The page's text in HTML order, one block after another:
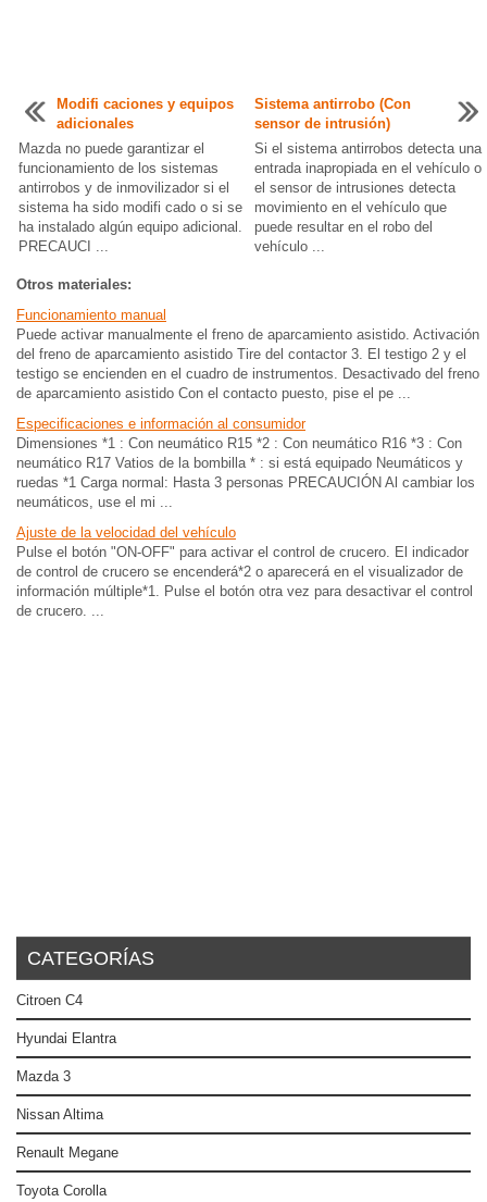
Modifi caciones y equipos
adicionales
Mazda no puede garantizar el
funcionamiento de los sistemas
antirrobos y de inmovilizador si el
sistema ha sido modifi cado o si se
ha instalado algún equipo adicional.
PRECAUCI ...
Sistema antirrobo (Con
sensor de intrusión)
Si el sistema antirrobos detecta una
entrada inapropiada en el vehículo o
el sensor de intrusiones detecta
movimiento en el vehículo que
puede resultar en el robo del
vehículo ...
Otros materiales:
Funcionamiento manual
Puede activar manualmente el freno de aparcamiento asistido. Activación
del freno de aparcamiento asistido Tire del contactor 3. El testigo 2 y el
testigo se encienden en el cuadro de instrumentos. Desactivado del freno
de aparcamiento asistido Con el contacto puesto, pise el pe ...
Especificaciones e información al consumidor
Dimensiones *1 : Con neumático R15 *2 : Con neumático R16 *3 : Con
neumático R17 Vatios de la bombilla * : si está equipado Neumáticos y
ruedas *1 Carga normal: Hasta 3 personas PRECAUCIÓN Al cambiar los
neumáticos, use el mi ...
Ajuste de la velocidad del vehículo
Pulse el botón "ON-OFF" para activar el control de crucero. El indicador
de control de crucero se encenderá*2 o aparecerá en el visualizador de
información múltiple*1. Pulse el botón otra vez para desactivar el control
de crucero. ...
CATEGORÍAS
Citroen C4
Hyundai Elantra
Mazda 3
Nissan Altima
Renault Megane
Toyota Corolla